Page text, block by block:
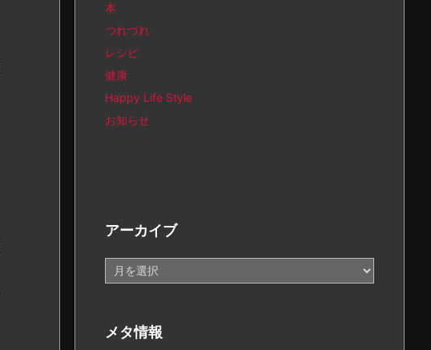
本
つれづれ
レシピ
健康
Happy Life Style
お知らせ
アーカイブ
ー
ブ
メタ情報